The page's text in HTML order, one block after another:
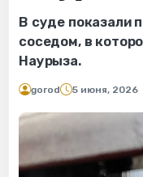
В суде показали
соседом, в
Наурыза.
gorod 5 июня, 2026